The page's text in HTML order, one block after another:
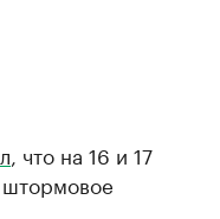
, что на 16 и 17